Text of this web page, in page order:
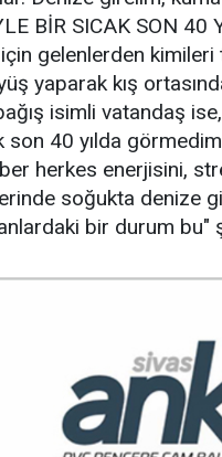
BİR SICAK SON 40
gelenlerden
yaparak kış
isimli vatandaş
son 40 yılda
herkes enerjisini,
soğukta denize
bir durum